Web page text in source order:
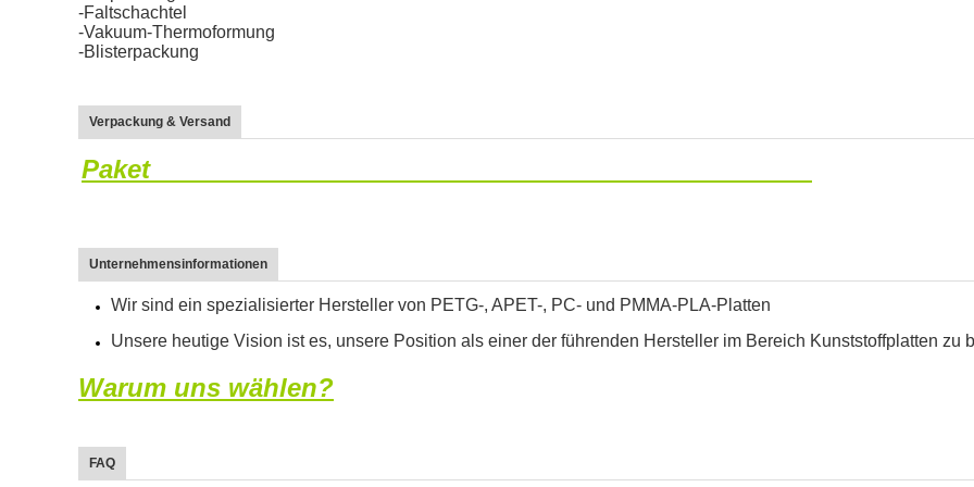
-Faltschachtel
-Vakuum-Thermoformung
-Blisterpackung
Verpackung & Versand
Paket
Unternehmensinformationen
Wir sind ein spezialisierter Hersteller von PETG-, APET-, PC- und PMMA-PLA-Platten
Unsere heutige Vision ist es, unsere Position als einer der führenden Hersteller im Bereich Kunststoffplatten zu
Warum uns wählen?
FAQ